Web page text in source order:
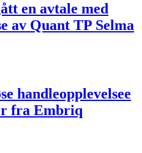
en avtale med
av Quant TP Selma
handleopplevelsee
fra Embriq